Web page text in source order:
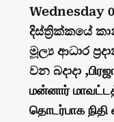
Wednesday
දිස්ත්‍රික්කයේ
මූල්‍ය ආධාර
වන බදාදා
மன்னார்
தொடர்பாக